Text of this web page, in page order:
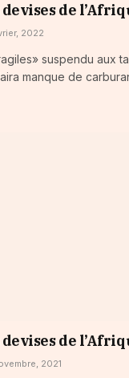
devises de
2022
suspendu aux
manque de
devises de
2021